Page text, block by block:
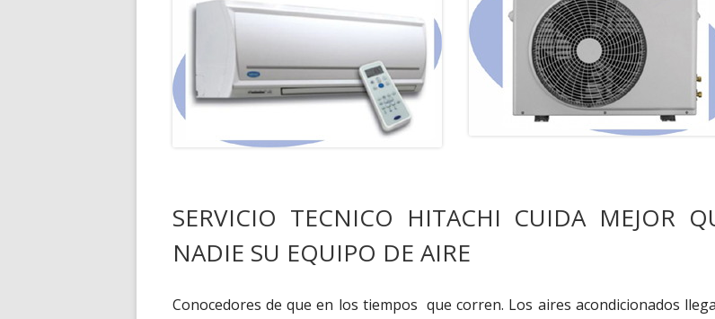
SERVICIO TECNICO HITACHI CUIDA MEJOR
NADIE SU EQUIPO DE AIRE
Conocedores de que en los tiempos que corren. Los aires acondicionados